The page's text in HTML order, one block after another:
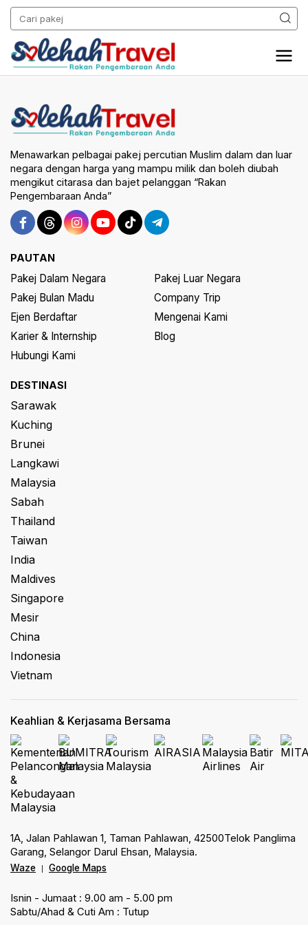
Menawarkan pelbagai pakej percutian Muslim dalam dan luar
negara dengan harga yang mampu milik dan boleh diubah
mengikut citarasa dan bajet pelanggan “Rakan
Pengembaraan Anda”
PAUTAN
Pakej Dalam Negara
Pakej Luar Negara
Pakej Bulan Madu
Company Trip
Ejen Berdaftar
Mengenai Kami
Karier & Internship
Blog
Hubungi Kami
DESTINASI
Sarawak
Kuching
Brunei
Langkawi
Malaysia
Sabah
Thailand
Taiwan
India
Maldives
Singapore
Mesir
China
Indonesia
Vietnam
Keahlian & Kerjasama Bersama
1A, Jalan Pahlawan 1, Taman Pahlawan, 42500Telok Panglima
Garang, Selangor Darul Ehsan, Malaysia.
Waze Google Maps
Isnin - Jumaat : 9.00 am - 5.00 pm
Sabtu/Ahad & Cuti Am : Tutup